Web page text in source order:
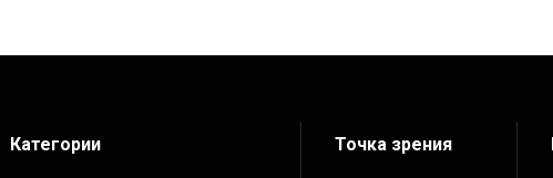
Категории Точка зрения